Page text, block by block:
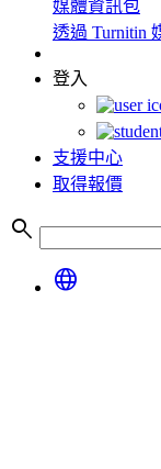
媒體資訊包
透過 Turnitin
登入
支援中心
取得報價
search
language